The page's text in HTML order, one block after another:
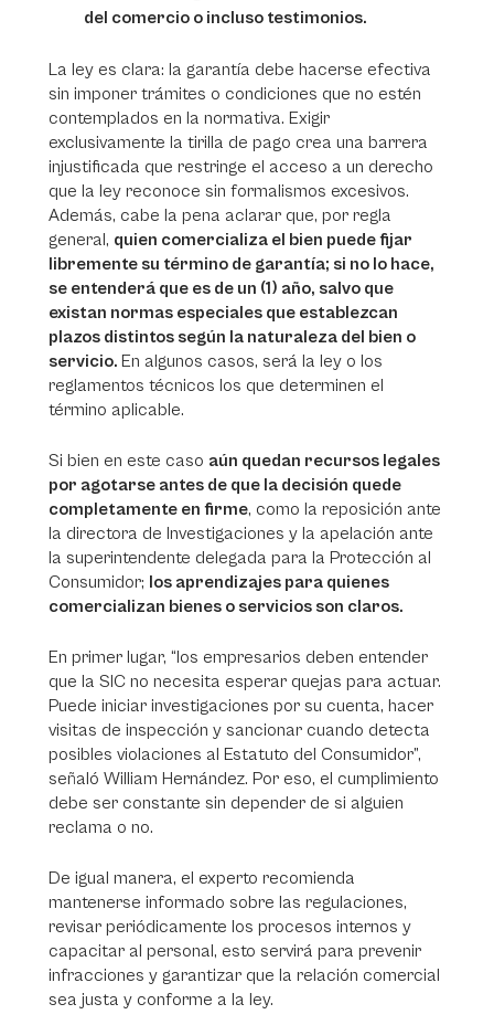
del comercio o incluso testimonios.
La ley es clara: la garantía debe hacerse efectiva
sin imponer trámites o condiciones que no estén
contemplados en la normativa. Exigir
exclusivamente la tirilla de pago crea una barrera
injustificada que restringe el acceso a un derecho
que la ley reconoce sin formalismos excesivos.
Además, cabe la pena aclarar que, por regla
general, quien comercializa el bien puede fijar
libremente su término de garantía; si no lo hace,
se entenderá que es de un (1) año, salvo que
existan normas especiales que establezcan
plazos distintos según la naturaleza del bien o
servicio. En algunos casos, será la ley o los
reglamentos técnicos los que determinen el
término aplicable.
Si bien en este caso aún quedan recursos legales
por agotarse antes de que la decisión quede
completamente en firme, como la reposición ante
la directora de Investigaciones y la apelación ante
la superintendente delegada para la Protección al
Consumidor; los aprendizajes para quienes
comercializan bienes o servicios son claros.
En primer lugar, “los empresarios deben entender
que la SIC no necesita esperar quejas para actuar.
Puede iniciar investigaciones por su cuenta, hacer
visitas de inspección y sancionar cuando detecta
posibles violaciones al Estatuto del Consumidor”,
señaló William Hernández. Por eso, el cumplimiento
debe ser constante sin depender de si alguien
reclama o no.
De igual manera, el experto recomienda
mantenerse informado sobre las regulaciones,
revisar periódicamente los procesos internos y
capacitar al personal, esto servirá para prevenir
infracciones y garantizar que la relación comercial
sea justa y conforme a la ley.